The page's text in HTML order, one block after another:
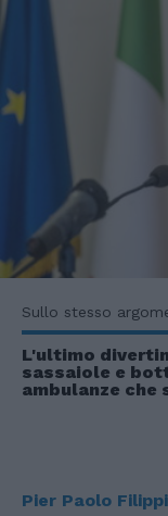
Sullo stesso
L'ultimo
sassaiole e
ambulanze che
Pier Paolo Filippi